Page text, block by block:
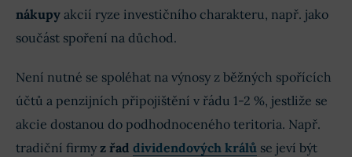
nákupy akcií ryze investičního charakteru, např. jako
součást spoření na důchod.
Není nutné se spoléhat na výnosy z běžných spořících
účtů a penzijních připojištění v řádu 1-2 %, jestliže se
akcie dostanou do podhodnoceného teritoria. Např.
tradiční firmy z řad dividendových králů se jeví být